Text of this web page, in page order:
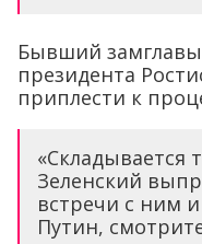
Бывший
президента
приплести к
«Складывается
Зеленский
встречи с ним
Путин,